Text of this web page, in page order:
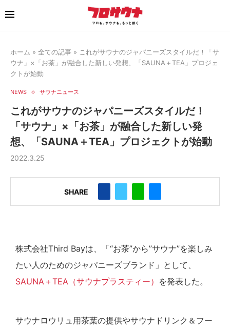
ホーム » 全ての記事 » これがサウナのジャパニーズスタイルだ！「サ
ウナ」×「お茶」が融合した新しい発想、「SAUNA＋TEA」プロジェ
クトが始動
NEWS サウナニュース
これがサウナのジャパニーズスタイルだ！
「サウナ」×「お茶」が融合した新しい発
想、「SAUNA＋TEA」プロジェクトが始動
2022.3.25
SHARE
株式会社Third Bayは、「“お茶”から”サウナ”を楽しみ
たい人のためのジャパニーズブランド」として、
SAUNA＋TEA（サウナプラスティー） を発表した。
サウナロウリュ用茶葉の提供やサウナドリンク＆フー